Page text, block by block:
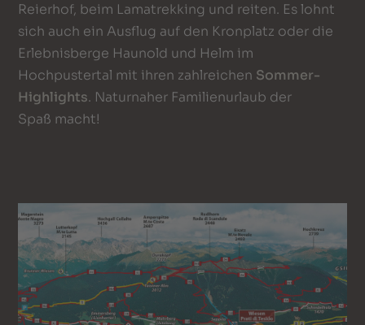
Reierhof, beim Lamatrekking und reiten. Es lohnt
sich auch ein Ausflug auf den Kronplatz oder die
Erlebnisberge Haunold und Helm im
Hochpustertal mit ihren zahlreichen Sommer-
Highlights. Naturnaher Familienurlaub der
Spaß macht!